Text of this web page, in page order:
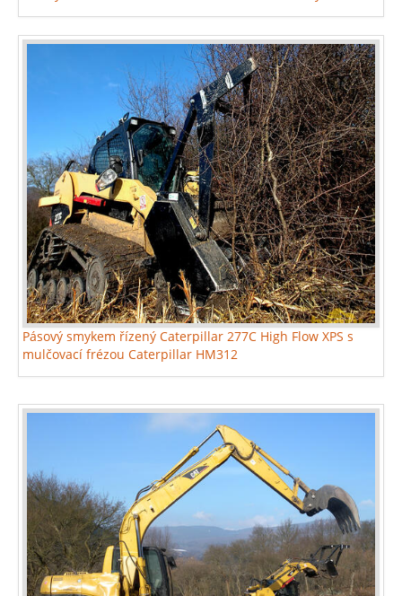
Pásový smykem řízený Caterpillar 277C High Flow XPS s
mulčovací frézou Caterpillar HM312